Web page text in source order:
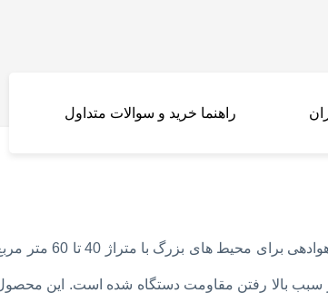
راهنما خرید و سوالات متداول
سبب بالا رفتن مقاومت دستگاه شده است. این